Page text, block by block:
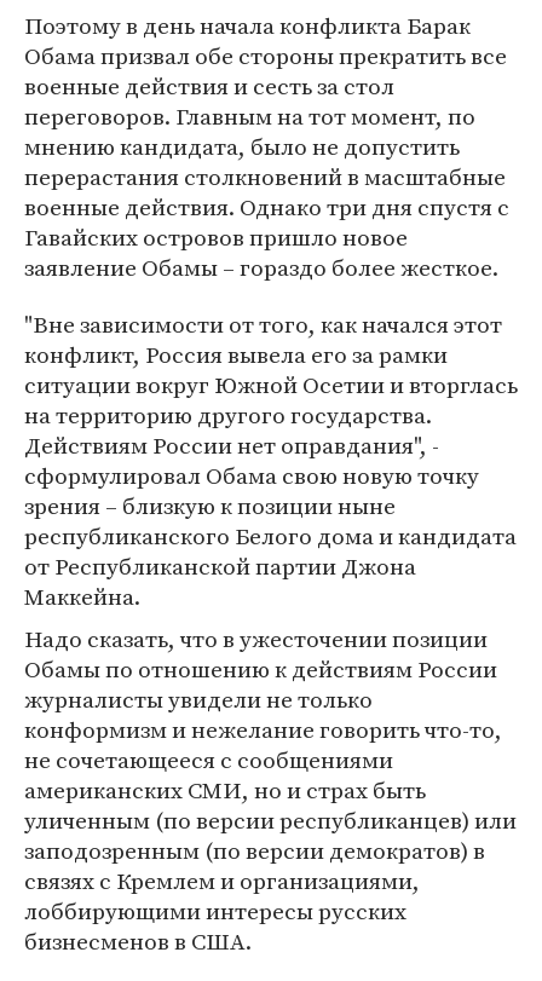
Поэтому в день начала конфликта Барак
Обама призвал обе стороны прекратить все
военные действия и сесть за стол
переговоров. Главным на тот момент, по
мнению кандидата, было не допустить
перерастания столкновений в масштабные
военные действия. Однако три дня спустя с
Гавайских островов пришло новое
заявление Обамы – гораздо более жесткое.
"Вне зависимости от того, как начался этот
конфликт, Россия вывела его за рамки
ситуации вокруг Южной Осетии и вторглась
на территорию другого государства.
Действиям России нет оправдания", -
сформулировал Обама свою новую точку
зрения – близкую к позиции ныне
республиканского Белого дома и кандидата
от Республиканской партии Джона
Маккейна.
Надо сказать, что в ужесточении позиции
Обамы по отношению к действиям России
журналисты увидели не только
конформизм и нежелание говорить что-то,
не сочетающееся с сообщениями
американских СМИ, но и страх быть
уличенным (по версии республиканцев) или
заподозренным (по версии демократов) в
связях с Кремлем и организациями,
лоббирующими интересы русских
бизнесменов в США.